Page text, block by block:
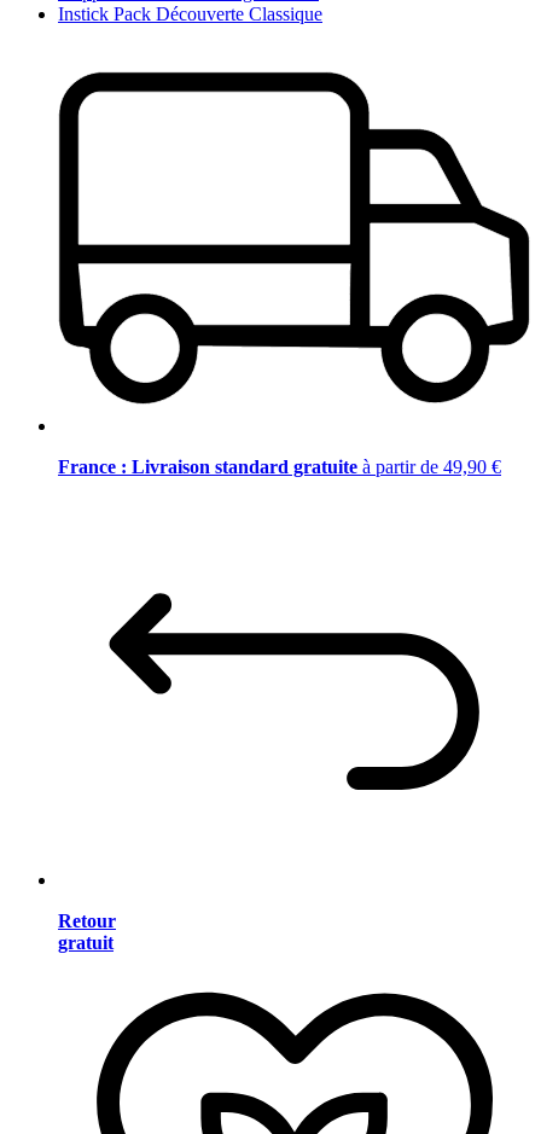
Instick Pack Découverte Classique
France : Livraison standard gratuite à partir de 49,90 €
Retour
gratuit